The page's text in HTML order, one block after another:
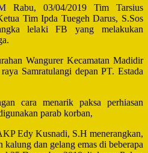
Rabu, 03/04/2019 Tim Tarsius
Tim Ipda Tuegeh Darus, S.Sos
lelaki FB yang melakukan
Wangurer Kecamatan Madidir
Samratulangi depan PT. Estada
cara menarik paksa perhiasan
parab korban,
Edy Kusnadi, S.H menerangkan,
kalung dan gelang emas di beberapa